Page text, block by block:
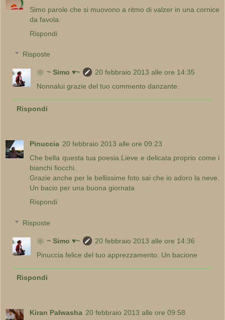
Simo parole che si muovono a ritmo di valzer in una cornice
da favola.
Rispondi
Risposte
❀~ Simo ♥~
20 febbraio 2013 alle ore 14:35
Nonnalui grazie del tuo commento danzante.
Rispondi
Pinuccia 20 febbraio 2013 alle ore 09:23
Che bella questa tua poesia.Lieve e delicata proprio come i
bianchi fiocchi.
Grazie anche per le bellissime foto sai che io adoro la neve.
Un bacio per una buona giornata
Rispondi
Risposte
❀~ Simo ♥~
20 febbraio 2013 alle ore 14:36
Pinuccia felice del tuo apprezzamento. Un bacione
Rispondi
Kiran Palwasha 20 febbraio 2013 alle ore 09:58